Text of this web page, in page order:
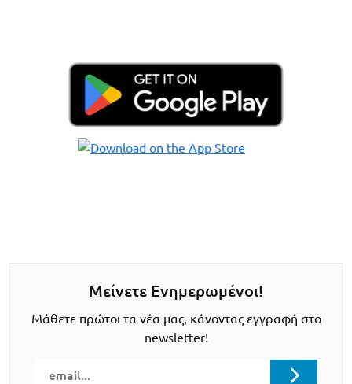
Μείνετε Ενημερωμένοι!
Μάθετε πρώτοι τα νέα μας, κάνοντας εγγραφή στο
newsletter!